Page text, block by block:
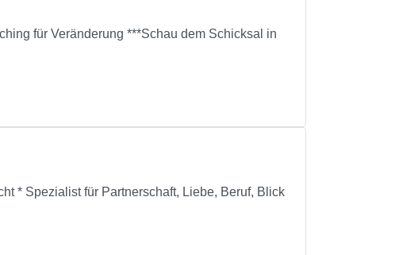
für Veränderung ***Schau dem Schicksal in
* Spezialist für Partnerschaft, Liebe, Beruf, Blick